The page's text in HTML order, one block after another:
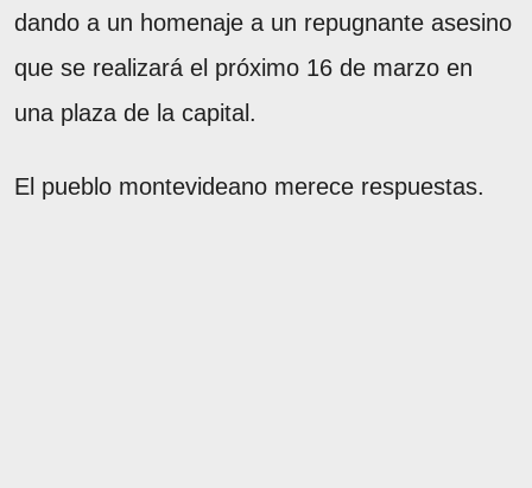
dando a un homenaje a un repugnante asesino
que se realizará el próximo 16 de marzo en
una plaza de la capital.
El pueblo montevideano merece respuestas.